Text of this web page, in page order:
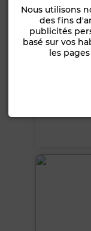
Nous utilisons
des fins
publicités
basé sur vos
les